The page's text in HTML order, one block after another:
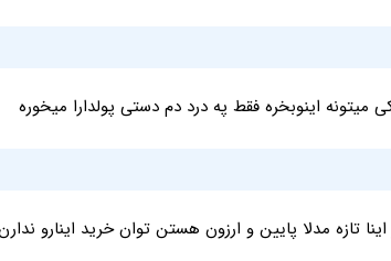
میتونه اینوبخره فقط په درد دم دستی پولدارا میخوره
اینا تازه مدلا پایین و ارزون هستن توان خرید اینارو